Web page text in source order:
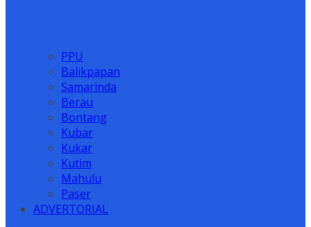
PPU
Balikpapan
Samarinda
Berau
Bontang
Kubar
Kukar
Kutim
Mahulu
Paser
ADVERTORIAL